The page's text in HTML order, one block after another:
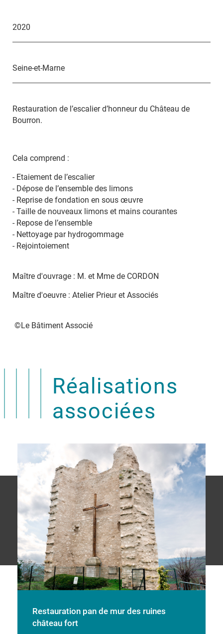
2020
Seine-et-Marne
Restauration de l’escalier d’honneur du Château de
Bourron.
Cela comprend :
- Etaiement de l’escalier
- Dépose de l’ensemble des limons
- Reprise de fondation en sous œuvre
- Taille de nouveaux limons et mains courantes
- Repose de l’ensemble
- Nettoyage par hydrogommage
- Rejointoiement
Maître d'ouvrage : M. et Mme de CORDON
Maître d'oeuvre : Atelier Prieur et Associés
©Le Bâtiment Associé
Réalisations
associées
Restauration pan de mur des ruines
château fort